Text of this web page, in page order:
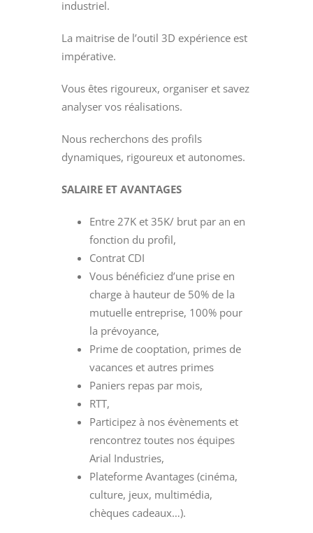
industriel.
La maitrise de l’outil 3D expérience est
impérative.
Vous êtes rigoureux, organiser et savez
analyser vos réalisations.
Nous recherchons des profils
dynamiques, rigoureux et autonomes.
SALAIRE ET AVANTAGES
Entre 27K et 35K/ brut par an en
fonction du profil,
Contrat CDI
Vous bénéficiez d’une prise en
charge à hauteur de 50% de la
mutuelle entreprise, 100% pour
la prévoyance,
Prime de cooptation, primes de
vacances et autres primes
Paniers repas par mois,
RTT,
Participez à nos évènements et
rencontrez toutes nos équipes
Arial Industries,
Plateforme Avantages (cinéma,
culture, jeux, multimédia,
chèques cadeaux…).